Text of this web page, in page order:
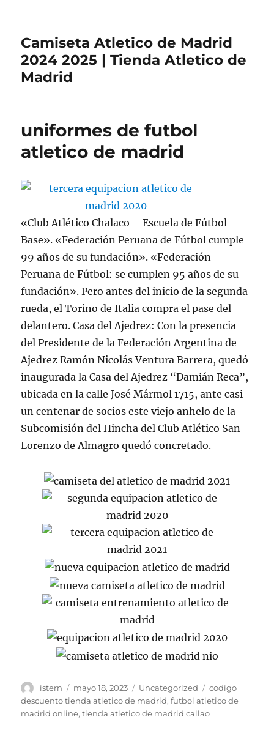
Camiseta Atletico de Madrid
2024 2025 | Tienda Atletico de
Madrid
uniformes de futbol
atletico de madrid
«Club Atlético Chalaco – Escuela de Fútbol
Base». «Federación Peruana de Fútbol cumple
99 años de su fundación». «Federación
Peruana de Fútbol: se cumplen 95 años de su
fundación». Pero antes del inicio de la segunda
rueda, el Torino de Italia compra el pase del
delantero. Casa del Ajedrez: Con la presencia
del Presidente de la Federación Argentina de
Ajedrez Ramón Nicolás Ventura Barrera, quedó
inaugurada la Casa del Ajedrez “Damián Reca”,
ubicada en la calle José Mármol 1715, ante casi
un centenar de socios este viejo anhelo de la
Subcomisión del Hincha del Club Atlético San
Lorenzo de Almagro quedó concretado.
Autor
istern
Publicado
el
mayo 18, 2023 Categorías
Uncategorized Etiquetas
codigo
descuento tienda atletico de madrid,futbol atletico de
madrid online,tienda atletico de madrid callao